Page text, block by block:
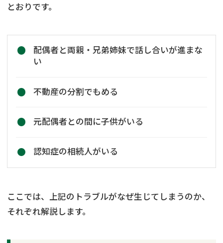
とおりです。
配偶者と両親・兄弟姉妹で話し合いが進まな
い
不動産の分割でもめる
元配偶者との間に子供がいる
認知症の相続人がいる
ここでは、上記のトラブルがなぜ生じてしまうのか、
それぞれ解説します。